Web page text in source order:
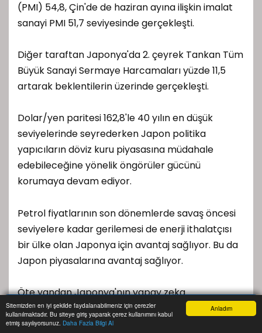
Anladım
Sitemizden en iyi şekilde faydalanabilmeniz için çerezler
kullanılmaktadır. Bu siteye giriş yaparak çerez kullanımını kabul
etmiş sayılıyorsunuz. Daha Fazla Bilgi Al
(PMI) 54,8, Çin'de de haziran ayına ilişkin imalat
sanayi PMI 51,7 seviyesinde gerçekleşti.
Diğer taraftan Japonya'da 2. çeyrek Tankan Tüm
Büyük Sanayi Sermaye Harcamaları yüzde 11,5
artarak beklentilerin üzerinde gerçekleşti.
Dolar/yen paritesi 162,8'le 40 yılın en düşük
seviyelerinde seyrederken Japon politika
yapıcıların döviz kuru piyasasına müdahale
edebileceğine yönelik öngörüler gücünü
korumaya devam ediyor.
Petrol fiyatlarının son dönemlerde savaş öncesi
seviyelere kadar gerilemesi de enerji ithalatçısı
bir ülke olan Japonya için avantaj sağlıyor. Bu da
Japon piyasalarına avantaj sağlıyor.
Öte yandan Japonya'nın yapay zeka
yatırımlarıyla ilgili taşımış olduğu potansiyel ve
Japonya Merkez Bankası'nın (BoJ) hem
Anasayfa Yazarlar Haber Ara İhbar Hattı Menu